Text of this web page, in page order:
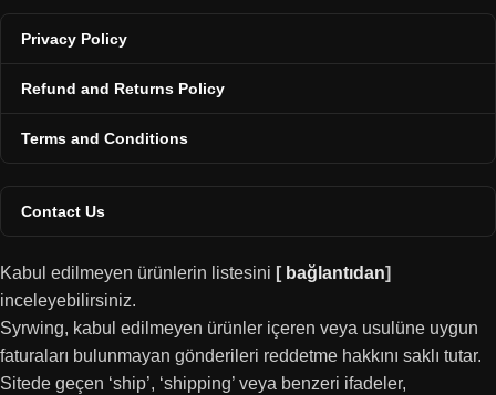
Privacy Policy
Refund and Returns Policy
Terms and Conditions
Contact Us
Kabul edilmeyen ürünlerin listesini [ bağlantıdan]
inceleyebilirsiniz.
Syrwing, kabul edilmeyen ürünler içeren veya usulüne uygun
faturaları bulunmayan gönderileri reddetme hakkını saklı tutar.
Sitede geçen ‘ship’, ‘shipping’ veya benzeri ifadeler,